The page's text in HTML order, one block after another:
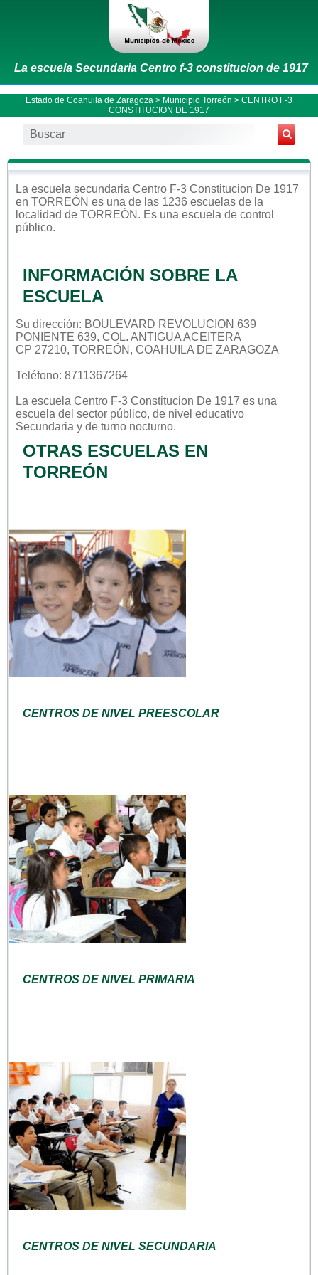
La escuela Secundaria Centro f-3 constitucion de 1917
Estado de Coahuila de Zaragoza > Municipio Torreón > CENTRO F-3
CONSTITUCION DE 1917
La escuela secundaria Centro F-3 Constitucion De 1917
en TORREÓN es una de las 1236 escuelas de la
localidad de TORREÓN . Es una escuela de control
público.
INFORMACIÓN SOBRE LA
ESCUELA
Su dirección: BOULEVARD REVOLUCION 639
PONIENTE 639, COL. ANTIGUA ACEITERA
CP 27210, TORREÓN, COAHUILA DE ZARAGOZA
Teléfono: 8711367264
La escuela Centro F-3 Constitucion De 1917 es una
escuela del sector público, de nivel educativo
Secundaria y de turno nocturno.
OTRAS ESCUELAS EN
TORREÓN
CENTROS DE NIVEL PREESCOLAR
CENTROS DE NIVEL PRIMARIA
CENTROS DE NIVEL SECUNDARIA